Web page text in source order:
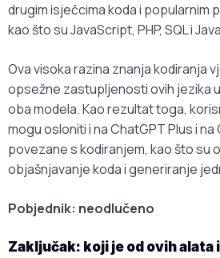
drugim isječcima koda i popularnim
kao što su JavaScript, PHP, SQL i
Ova visoka razina znanja kodiranja
opsežne zastupljenosti ovih jezika
oba modela. Kao rezultat toga,
mogu osloniti i na ChatGPT Plus i
povezane s kodiranjem, kao što su
objašnjavanje koda i generiranje
Pobjednik: neodlučeno
Zaključak: koji je od ovih alata